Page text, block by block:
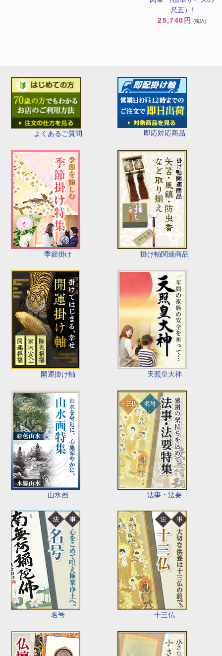
よくあるご質問 即応対応商品
季節掛け 掛け軸関連商品
開運掛け軸 天照皇大神
山水画 法事・法要
名号 十三仏
尺五）!
25,740円
(税込)